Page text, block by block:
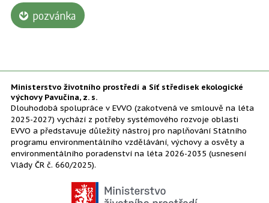
pozvánka
Ministerstvo životního prostředí a Síť středisek ekologické
výchovy Pavučina, z. s.
Dlouhodobá spolupráce v EVVO (zakotvená ve smlouvě na léta
2025-2027) vychází z potřeby systémového rozvoje oblasti
EVVO a představuje důležitý nástroj pro naplňování Státního
programu environmentálního vzdělávání, výchovy a osvěty a
environmentálního poradenství na léta 2026-2035 (usnesení
Vlády ČR č. 660/2025).